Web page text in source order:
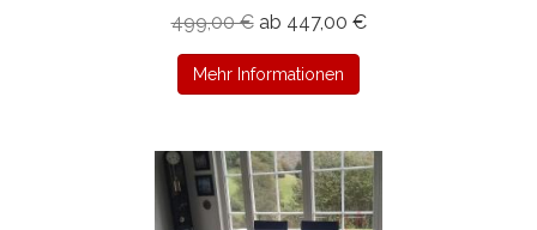
499,00 € ab 447,00 €
Mehr Informationen